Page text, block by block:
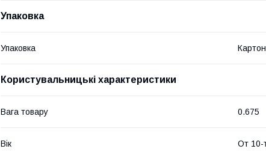
Упаковка
Упаковка
Користувальницькі характеристики
Вага товару 0.675
Вік От 10-